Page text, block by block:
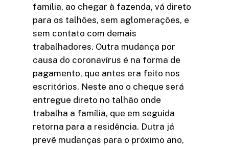
família, ao chegar à fazenda, vá direto
para os talhões, sem aglomerações, e
sem contato com demais
trabalhadores. Outra mudança por
causa do coronavírus é na forma de
pagamento, que antes era feito nos
escritórios. Neste ano o cheque será
entregue direto no talhão onde
trabalha a família, que em seguida
retorna para a residência. Dutra já
prevê mudanças para o próximo ano,